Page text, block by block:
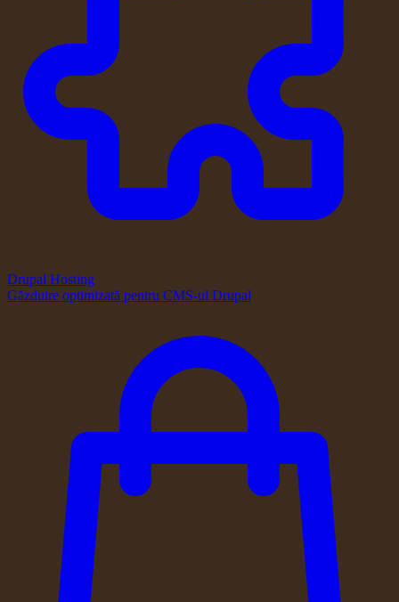
Drupal Hosting
Găzduire optimizată pentru CMS-ul Drupal